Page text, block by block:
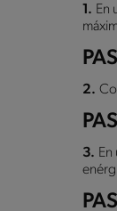
1. En
2.
3.